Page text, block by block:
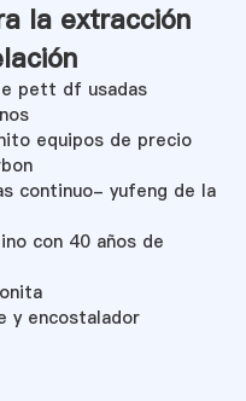
la extracción
pett df usadas
equipos de precio
continuo- yufeng de la
con 40 años de
y encostalador